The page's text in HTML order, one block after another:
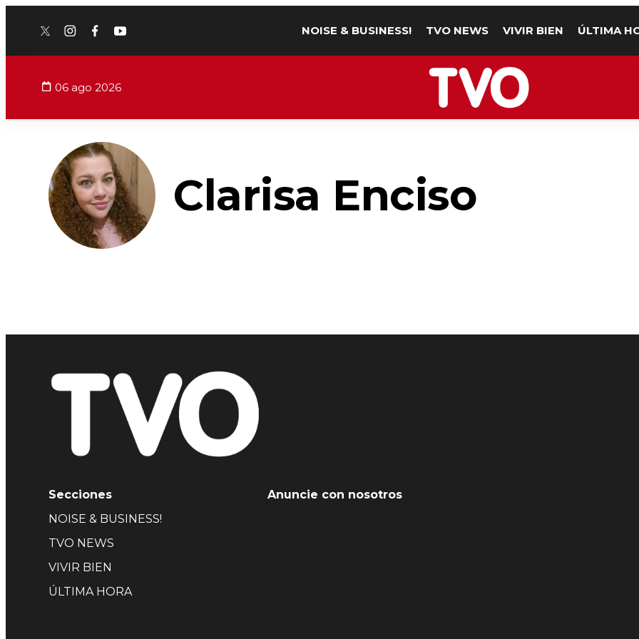
twitterinstagram
facebook
youtube NOISE & BUSINESS! TVO NEWS VIVIR BIEN ÚLTIMA
06 ago 2026
Clarisa Enciso
Secciones
NOISE & BUSINESS!
TVO NEWS
VIVIR BIEN
ÚLTIMA HORA
Anuncie con nosotros